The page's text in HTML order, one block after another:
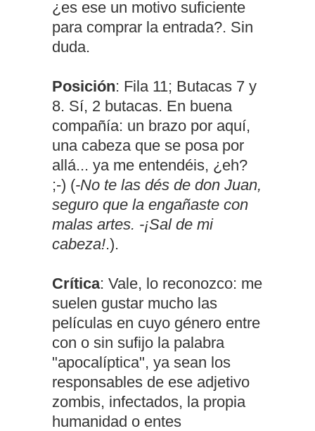
¿es ese un motivo suficiente
para comprar la entrada?. Sin
duda.
Posición: Fila 11; Butacas 7 y
8. Sí, 2 butacas. En buena
compañía: un brazo por aquí,
una cabeza que se posa por
allá... ya me entendéis, ¿eh?
;-) (-No te las dés de don Juan,
seguro que la engañaste con
malas artes. -¡Sal de mi
cabeza!.).
Crítica: Vale, lo reconozco: me
suelen gustar mucho las
películas en cuyo género entre
con o sin sufijo la palabra
"apocalíptica", ya sean los
responsables de ese adjetivo
zombis, infectados, la propia
humanidad o entes